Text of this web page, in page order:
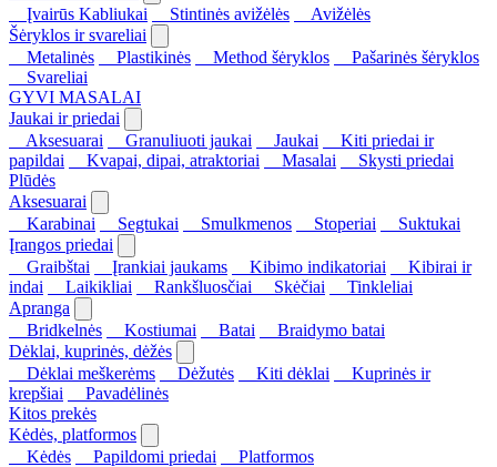
Įvairūs Kabliukai
Stintinės avižėlės
Avižėlės
Šėryklos ir svareliai
Metalinės
Plastikinės Method šėryklos
Pašarinės šėryklos
Svareliai
GYVI MASALAI
Jaukai ir priedai
Aksesuarai
Granuliuoti jaukai Jaukai
Kiti priedai ir
papildai
Kvapai, dipai, atraktoriai Masalai
Skysti priedai
Plūdės
Aksesuarai
Karabinai
Segtukai Smulkmenos Stoperiai
Suktukai
Įrangos priedai
Graibštai
Įrankiai jaukams Kibimo indikatoriai
Kibirai ir
indai
Laikikliai Rankšluosčiai Skėčiai
Tinkleliai
Apranga
Bridkelnės
Kostiumai Batai
Braidymo batai
Dėklai, kuprinės, dėžės
Dėklai meškerėms
Dėžutės Kiti dėklai
Kuprinės ir
krepšiai
Pavadėlinės
Kitos prekės
Kėdės, platformos
Kėdės
Papildomi priedai
Platformos